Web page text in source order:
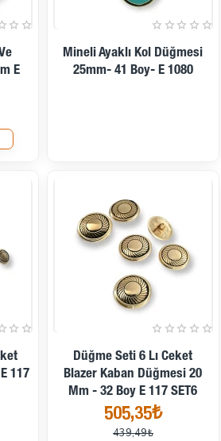
E
Mineli Ayaklı Kol Düğmesi
25mm- 41 Boy- E 1080
117
İndirimde
Düğme Seti 6 Lı Ceket
Blazer Kaban Düğmesi 20
Mm - 32 Boy E 117 SET6
505,35₺
439,49₺